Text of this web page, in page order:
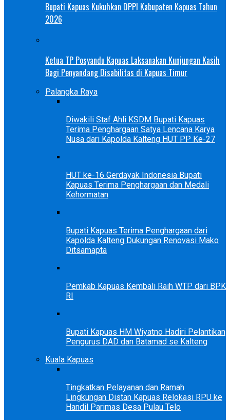
Bupati Kapuas Kukuhkan DPPI Kabupaten Kapuas Tahun
2026
Ketua TP Posyandu Kapuas Laksanakan Kunjungan Kasih
Bagi Penyandang Disabilitas di Kapuas Timur
Palangka Raya
Diwakili Staf Ahli KSDM Bupati Kapuas
Terima Penghargaan Satya Lencana Karya
Nusa dari Kapolda Kalteng HUT PP Ke-27
HUT ke-16 Gerdayak Indonesia Bupati
Kapuas Terima Penghargaan dan Medali
Kehormatan
Bupati Kapuas Terima Penghargaan dari
Kapolda Kalteng Dukungan Renovasi Mako
Ditsamapta
Pemkab Kapuas Kembali Raih WTP dari BPK
RI
Bupati Kapuas HM Wiyatno Hadiri Pelantikan
Pengurus DAD dan Batamad se Kalteng
Kuala Kapuas
Tingkatkan Pelayanan dan Ramah
Lingkungan Distan Kapuas Relokasi RPU ke
Handil Parimas Desa Pulau Telo